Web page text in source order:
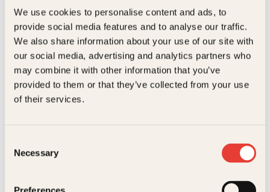
We use cookies to personalise content and ads, to
provide social media features and to analyse our traffic.
We also share information about your use of our site with
our social media, advertising and analytics partners who
may combine it with other information that you’ve
provided to them or that they’ve collected from your use
of their services.
Selection
Necessary
suksessrik fondsforvalter, lykkelig gift, har to
velskapte barn og fremstår som en kvinne som
lykkes med alt. Hun har imidlertid alt annet enn
kontroll, og det blir ikke bedre når ektemannen
krever separasjon. Romanen er filmatisert.
Målgruppe Voksen
Språk nob
ISBN 9788248902911
Utgivelsesår 2003
Relaterte produkter